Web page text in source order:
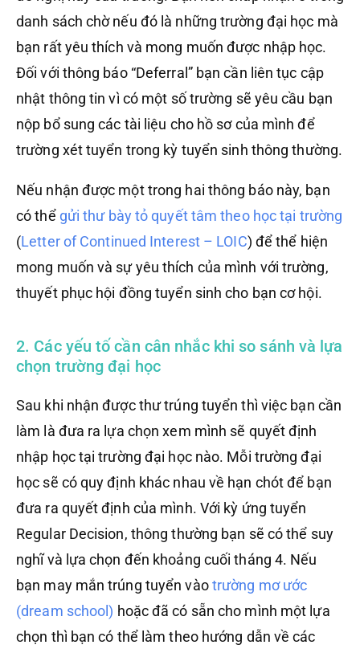
danh sách chờ nếu đó là những trường đại học mà
bạn rất yêu thích và mong muốn được nhập học.
Đối với thông báo “Deferral” bạn cần liên tục cập
nhật thông tin vì có một số trường sẽ yêu cầu bạn
nộp bổ sung các tài liệu cho hồ sơ của mình để
trường xét tuyển trong kỳ tuyển sinh thông thường.
Nếu nhận được một trong hai thông báo này, bạn
có thể gửi thư bày tỏ quyết tâm theo học tại trường
(Letter of Continued Interest – LOIC) để thể hiện
mong muốn và sự yêu thích của mình với trường,
thuyết phục hội đồng tuyển sinh cho bạn cơ hội.
2. Các yếu tố cần cân nhắc khi so sánh và lựa
chọn trường đại học
Sau khi nhận được thư trúng tuyển thì việc bạn cần
làm là đưa ra lựa chọn xem mình sẽ quyết định
nhập học tại trường đại học nào. Mỗi trường đại
học sẽ có quy định khác nhau về hạn chót để bạn
đưa ra quyết định của mình. Với kỳ ứng tuyển
Regular Decision, thông thường bạn sẽ có thể suy
nghĩ và lựa chọn đến khoảng cuối tháng 4. Nếu
bạn may mắn trúng tuyển vàotrường mơ ước
(dream school) hoặc đã có sẵn cho mình một lựa
chọn thì bạn có thể làm theo hướng dẫn về các